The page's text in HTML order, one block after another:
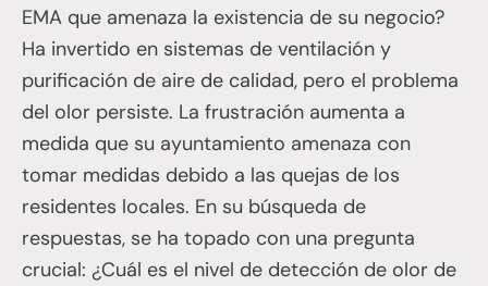
EMA que amenaza la existencia de su negocio?
Ha invertido en sistemas de ventilación y
purificación de aire de calidad, pero el problema
del olor persiste. La frustración aumenta a
medida que su ayuntamiento amenaza con
tomar medidas debido a las quejas de los
residentes locales. En su búsqueda de
respuestas, se ha topado con una pregunta
crucial: ¿Cuál es el nivel de detección de olor de